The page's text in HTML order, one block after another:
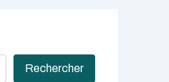
Rechercher